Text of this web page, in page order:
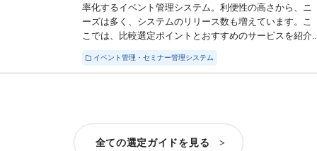
率化するイベント管理システム。利便性の高さから、ニ
ーズは多く、システムのリリース数も増えています。こ
こでは、比較選定ポイントとおすすめのサービスを紹介
イベント管理・セミナー管理システム
全ての選定ガイドを見る >